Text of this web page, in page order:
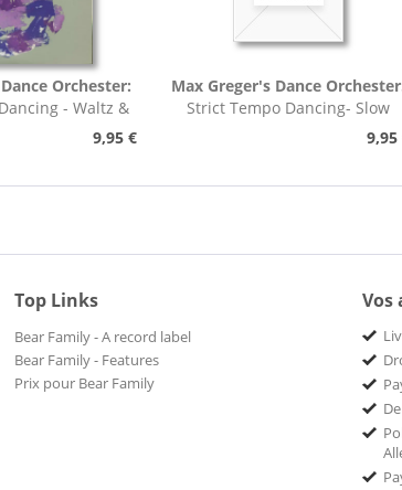
Orchester:
- Waltz &
9,95 €
Max Greger's Dance
Strict Tempo Dancing- Slow
9,95
Top Links
Bear Family - A record label
Bear Family - Features
Prix pour Bear Family
Vos